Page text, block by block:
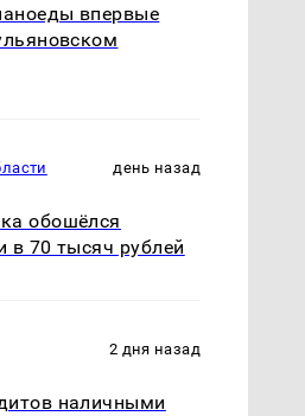
впервые
день назад
обошёлся
в 70 тысяч рублей
2 дня назад
наличными